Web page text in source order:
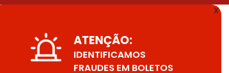
X
ATENÇÃO:
IDENTIFICAMOS
FRAUDES EM BOLETOS